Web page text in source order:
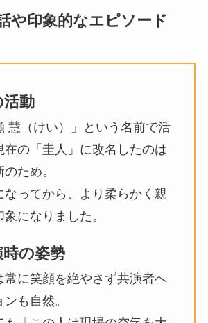
や印象的なエピソード
活動
慧（けい）」という名前で活
在の「圭人」に改名したのは
ため。
なってから、より柔らかく親
になりました。
の姿勢
常に笑顔を絶やさず共演者へ
も自然。